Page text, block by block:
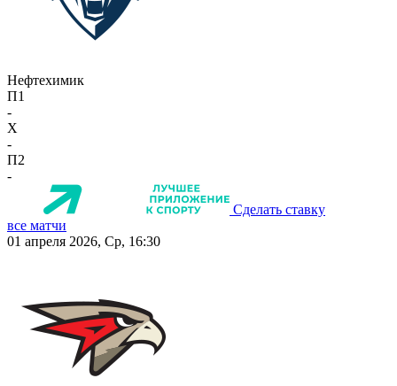
Нефтехимик
П1
-
X
-
П2
-
Сделать ставку
все матчи
01 апреля 2026, Ср, 16:30